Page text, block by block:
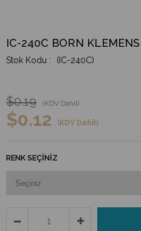
IC-240C BORN
(IC-240C)
$0.19 (KDV Dahil)
$0.12 (KDV Dahil)
RENK SEÇINIZ